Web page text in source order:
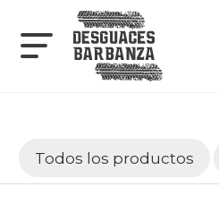
Todos los productos